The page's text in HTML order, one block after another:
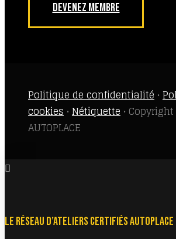
DEVENEZ MEMBRE
Politique de confidentialité •
cookies • Nétiquette •
AUTOPLACE
LE RÉSEAU D’ATELIERS CERTIFIÉS AUTOPLACE